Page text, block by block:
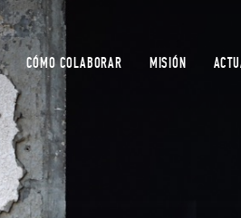
CÓMO COLABORAR MISIÓN